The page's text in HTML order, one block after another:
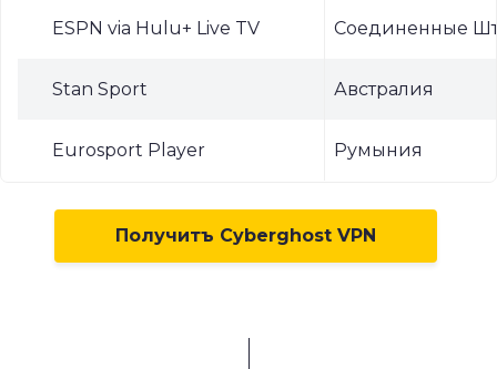
ESPN via Hulu+ Live TV Соединенные
Stan Sport Австралия
Eurosport Player Румыния
Получитъ Cyberghost VPN